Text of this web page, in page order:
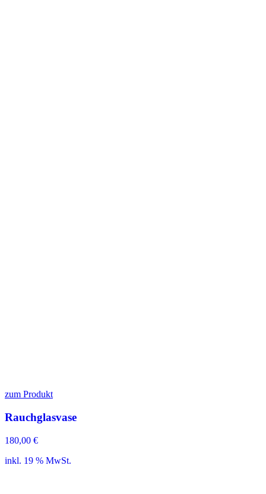
zum Produkt
Rauchglasvase
180,00 €
inkl. 19 % MwSt.